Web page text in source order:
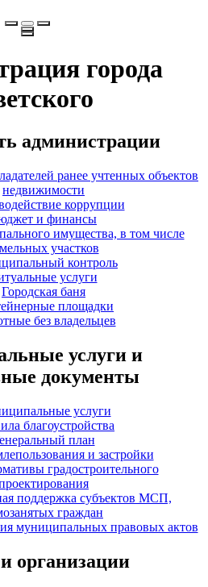
города
администрации
ранее учтенных объектов
недвижимости
коррупции
и финансы
имущества, в том числе
участков
контроль
услуги
Городская баня
площадки
без владельцев
услуги и
документы
услуги
благоустройства
план
и застройки
градостроительного
поддержка субъектов МСП,
граждан
муниципальных правовых актов
организации